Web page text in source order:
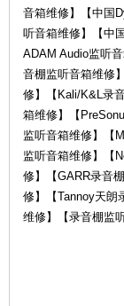
音箱维修】【中国
听音箱维修】【中
ADAM Audio监听
音棚监听音箱维修
修】【Kali/K&L录
箱维修】【
监听音箱维修】【
监听音箱维修】【
修】【GARR录音
修】【Tannoy天朗
维修】【录音棚监